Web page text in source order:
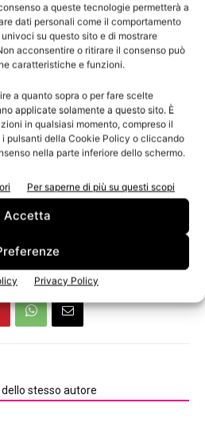
a queste tecnologie permetterà a
dati personali come il comportamento
su questo sito e di mostrare
acconsentire o ritirare il consenso può
caratteristiche e funzioni.
a quanto sopra o per fare scelte
applicate solamente a questo sito. È
in qualsiasi momento, compreso il
pulsanti della Cookie Policy o cliccando
nella parte inferiore dello schermo.
Per saperne di più su questi scopi
Accetta
Privacy Policy
carte con superficie
e appena percepibili al
consistente rilievo, pattern più
la sua vivacità nel reagire alla
Coppers sono
fogli e sono adatte alle
dello stesso autore